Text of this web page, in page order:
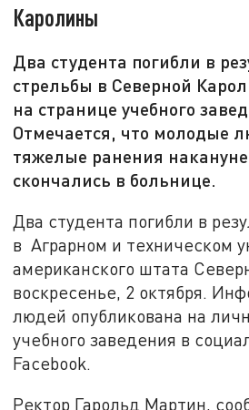
Каролины
Два студента погибли в
стрельбы в Северной
на странице учебного
Отмечается, что молодые
тяжелые ранения
скончались в больнице.
Два студента погибли в
в Аграрном и техническом
американского штата
воскресенье, 2 октября.
людей опубликована на
учебного заведения в
Facebook.
Ректор Гарольд Мартин,